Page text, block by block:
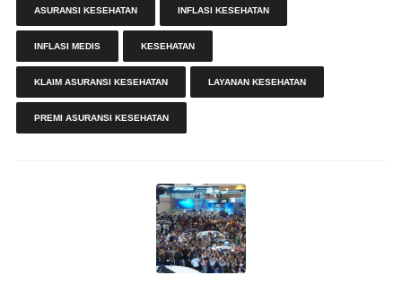
ASURANSI KESEHATAN INFLASI KESEHATAN
INFLASI MEDIS KESEHATAN
KLAIM ASURANSI KESEHATAN LAYANAN KESEHATAN
PREMI ASURANSI KESEHATAN